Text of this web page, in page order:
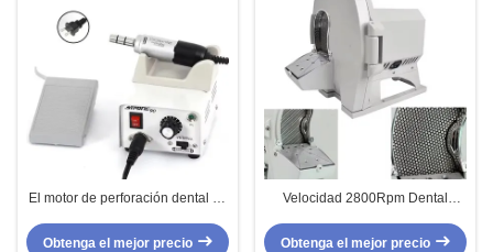
El motor de perforación dental de
potencia de 65W es un micro
Obtenga el mejor precio
Velocidad 2800Rpm Dental
de molienda Dental Laboratorio
Obtenga el mejor precio